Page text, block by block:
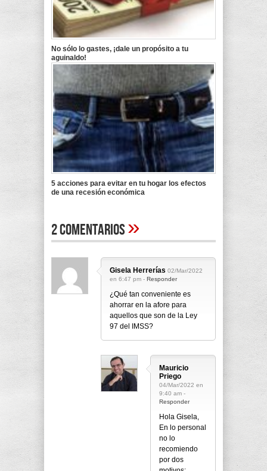
No sólo lo gastes, ¡dale un propósito a tu
aguinaldo!
5 acciones para evitar en tu hogar los efectos
de una recesión económica
2 Comentarios»
Gisela Herrerías 02/Mar/2022
en 6:47 pm - Responder
¿Qué tan conveniente es
ahorrar en la afore para
aquellos que son de la Ley
97 del IMSS?
Mauricio
Priego
04/Mar/2022 en
9:40 am -
Responder
Hola Gisela,
En lo personal
no lo
recomiendo
por dos